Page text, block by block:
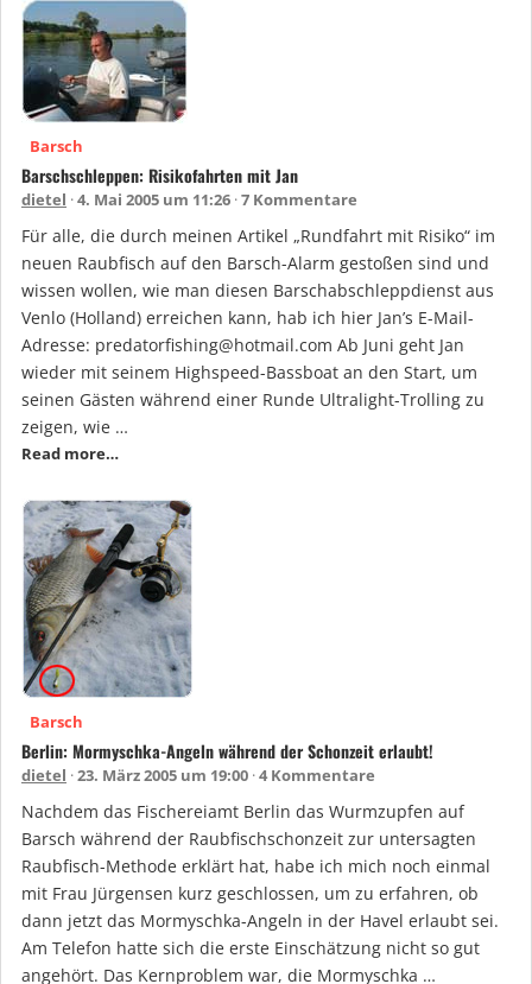
Barsch
Barschschleppen: Risikofahrten mit Jan
dietel 4. Mai 2005 um 11:26 7 Kommentare
Für alle, die durch meinen Artikel „Rundfahrt mit Risiko“ im
neuen Raubfisch auf den Barsch-Alarm gestoßen sind und
wissen wollen, wie man diesen Barschabschleppdienst aus
Venlo (Holland) erreichen kann, hab ich hier Jan’s E-Mail-
Adresse: predatorfishing@hotmail.com Ab Juni geht Jan
wieder mit seinem Highspeed-Bassboat an den Start, um
seinen Gästen während einer Runde Ultralight-Trolling zu
zeigen, wie …
Read more…
Barsch
Berlin: Mormyschka-Angeln während der Schonzeit erlaubt!
dietel 23. März 2005 um 19:00 4 Kommentare
Nachdem das Fischereiamt Berlin das Wurmzupfen auf
Barsch während der Raubfischschonzeit zur untersagten
Raubfisch-Methode erklärt hat, habe ich mich noch einmal
mit Frau Jürgensen kurz geschlossen, um zu erfahren, ob
dann jetzt das Mormyschka-Angeln in der Havel erlaubt sei.
Am Telefon hatte sich die erste Einschätzung nicht so gut
angehört. Das Kernproblem war, die Mormyschka …